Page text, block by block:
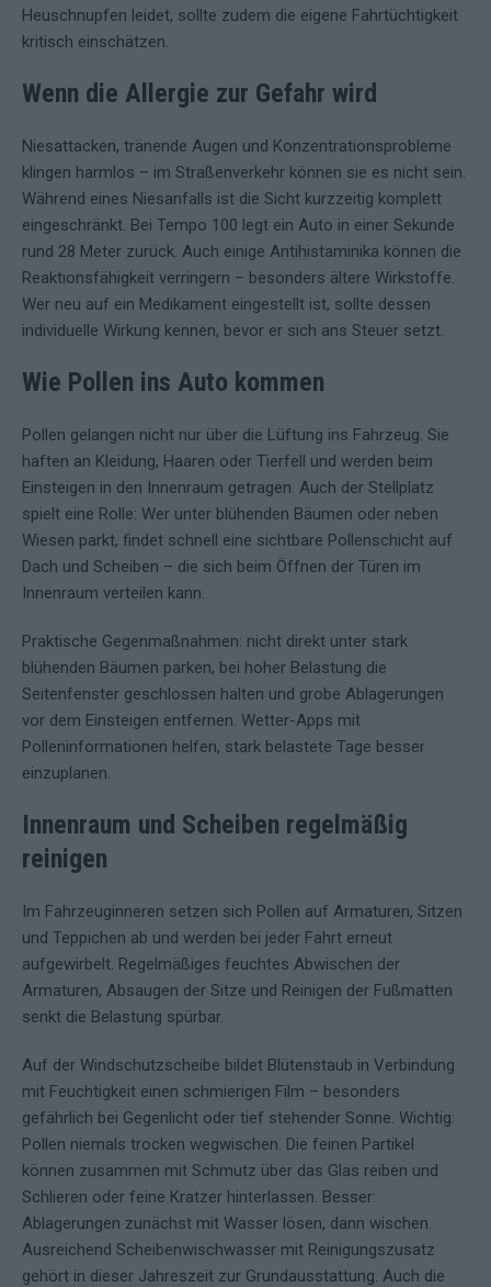
Heuschnupfen leidet, sollte zudem die eigene Fahrtüchtigkeit
kritisch einschätzen.
Wenn die Allergie zur Gefahr wird
Niesattacken, tränende Augen und Konzentrationsprobleme
klingen harmlos – im Straßenverkehr können sie es nicht sein.
Während eines Niesanfalls ist die Sicht kurzzeitig komplett
eingeschränkt. Bei Tempo 100 legt ein Auto in einer Sekunde
rund 28 Meter zurück. Auch einige Antihistaminika können die
Reaktionsfähigkeit verringern – besonders ältere Wirkstoffe.
Wer neu auf ein Medikament eingestellt ist, sollte dessen
individuelle Wirkung kennen, bevor er sich ans Steuer setzt.
Wie Pollen ins Auto kommen
Pollen gelangen nicht nur über die Lüftung ins Fahrzeug. Sie
haften an Kleidung, Haaren oder Tierfell und werden beim
Einsteigen in den Innenraum getragen. Auch der Stellplatz
spielt eine Rolle: Wer unter blühenden Bäumen oder neben
Wiesen parkt, findet schnell eine sichtbare Pollenschicht auf
Dach und Scheiben – die sich beim Öffnen der Türen im
Innenraum verteilen kann.
Praktische Gegenmaßnahmen: nicht direkt unter stark
blühenden Bäumen parken, bei hoher Belastung die
Seitenfenster geschlossen halten und grobe Ablagerungen
vor dem Einsteigen entfernen. Wetter-Apps mit
Polleninformationen helfen, stark belastete Tage besser
einzuplanen.
Innenraum und Scheiben regelmäßig
reinigen
Im Fahrzeuginneren setzen sich Pollen auf Armaturen, Sitzen
und Teppichen ab und werden bei jeder Fahrt erneut
aufgewirbelt. Regelmäßiges feuchtes Abwischen der
Armaturen, Absaugen der Sitze und Reinigen der Fußmatten
senkt die Belastung spürbar.
Auf der Windschutzscheibe bildet Blütenstaub in Verbindung
mit Feuchtigkeit einen schmierigen Film – besonders
gefährlich bei Gegenlicht oder tief stehender Sonne. Wichtig:
Pollen niemals trocken wegwischen. Die feinen Partikel
können zusammen mit Schmutz über das Glas reiben und
Schlieren oder feine Kratzer hinterlassen. Besser:
Ablagerungen zunächst mit Wasser lösen, dann wischen.
Ausreichend Scheibenwischwasser mit Reinigungszusatz
gehört in dieser Jahreszeit zur Grundausstattung. Auch die